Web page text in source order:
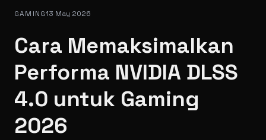
GAMING13 May 2026
Cara Memaksimalkan
Performa NVIDIA DLSS
4.0 untuk Gaming
2026